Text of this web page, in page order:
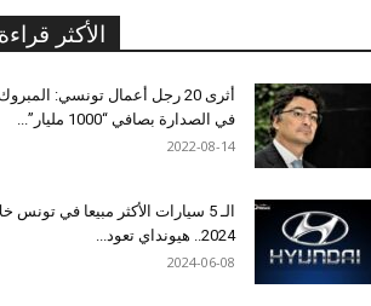
الأكثر قراءة
أثرى 20 رجل أعمال تونسي: المبروك
في الصدارة بصافي “1000 مليار”...
2022-08-14
الـ 5 سيارات الأكثر مبيعا في تونس
2024.. هيونداي تعود...
2024-06-08